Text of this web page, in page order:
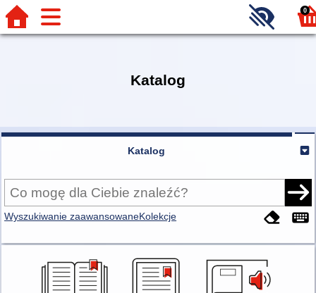
0
Katalog
Katalog
Wyszukiwanie zaawansowaneKolekcje